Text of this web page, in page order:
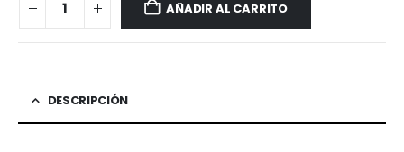
AÑADIR AL CARRITO
DESCRIPCIÓN